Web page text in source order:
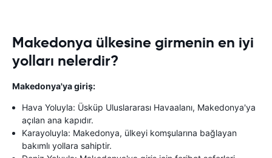
Makedonya ülkesine girmenin en iyi
yolları nelerdir?
Makedonya'ya giriş:
Hava Yoluyla: Üsküp Uluslararası Havaalanı, Makedonya'ya
açılan ana kapıdır.
Karayoluyla: Makedonya, ülkeyi komşularına bağlayan
bakımlı yollara sahiptir.